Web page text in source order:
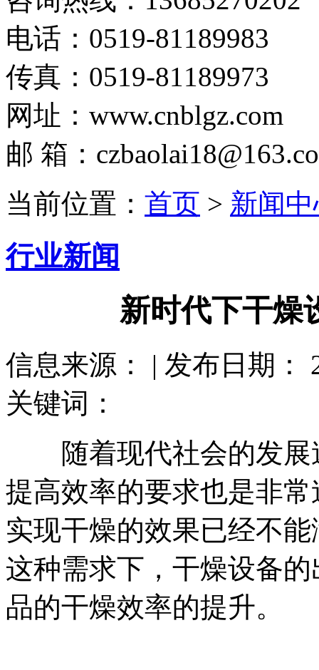
电话：0519-81189983
传真：0519-81189973
网址：www.cnblgz.com
邮 箱：
当前位置： 首页 > 新闻
行业新闻
新时代下干燥
信息来源： | 发布日期：
关键词：
随着现代社会的发展
提高效率的要求也是非
实现干燥的效果已经不
这种需求下，干燥设备
品的干燥效率的提升。